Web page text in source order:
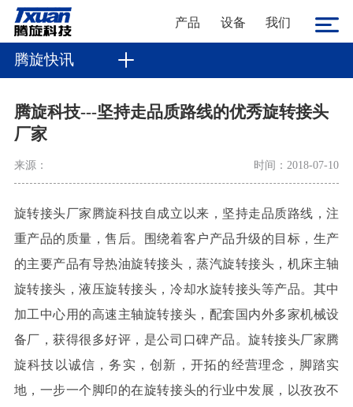
产品 设备 我们
腾旋快讯
腾旋科技---坚持走品质路线的优秀旋转接头
厂家
来源： 时间：2018-07-10
旋转接头厂家腾旋科技自成立以来，坚持走品质路线，注
重产品的质量，售后。围绕着客户产品升级的目标，生产
的主要产品有导热油旋转接头，蒸汽旋转接头，机床主轴
旋转接头，液压旋转接头，冷却水旋转接头等产品。其中
加工中心用的高速主轴旋转接头，配套国内外多家机械设
备厂，获得很多好评，是公司口碑产品。旋转接头厂家腾
旋科技以诚信，务实，创新，开拓的经营理念，脚踏实
地，一步一个脚印的在旋转接头的行业中发展，以孜孜不